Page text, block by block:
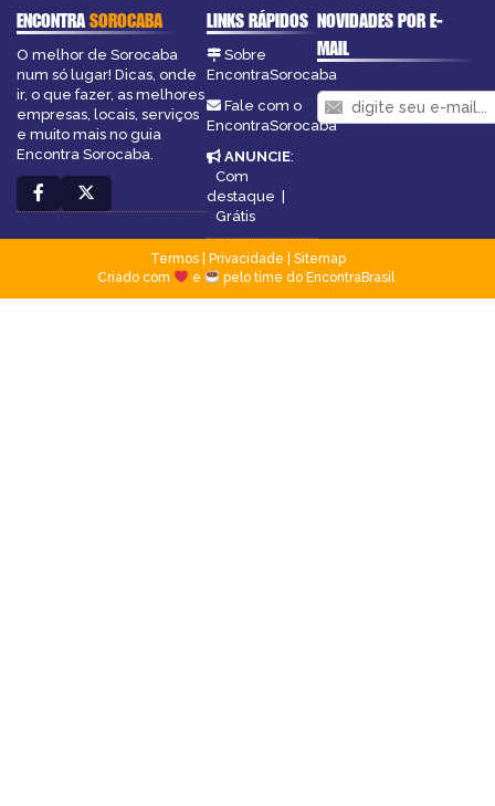
ENCONTRASOROCABA
O melhor de Sorocaba
num só lugar! Dicas, onde
ir, o que fazer, as melhores
empresas, locais, serviços
e muito mais no guia
Encontra Sorocaba.
LINKS RÁPIDOS
Sobre
EncontraSorocaba
Fale com o
EncontraSorocaba
ANUNCIE:
Com
destaque |
Grátis
NOVIDADES POR E-
MAIL
Termos| Privacidade
Sitemap
Criado com
e pelo time do EncontraBrasil